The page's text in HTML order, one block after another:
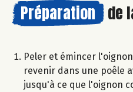
Préparation de
Peler et émincer
revenir dans une poêle
jusqu'à ce que l'oignon